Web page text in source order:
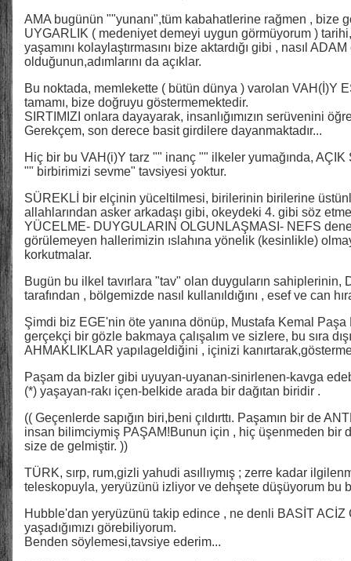
AMA bugünün ""yunanı",tüm kabahatlerine rağmen , bize
UYGARLIK ( medeniyet demeyi uygun görmüyorum )
yaşamını kolaylaştırmasını bize aktardığı gibi , nasıl
olduğunun,adımlarını da açıklar.
Bu noktada, memlekette ( bütün dünya ) varolan VAH(İ)Y
tamamı, bize doğruyu göstermemektedir.
SIRTIMIZI onlara dayayarak, insanlığımızın serüvenini
Gerekçem, son derece basit girdilere dayanmaktadır...
Hiç bir bu VAH(i)Y tarz "" inanç "" ilkeler yumağında,
"" birbirimizi sevme" tavsiyesi yoktur.
SÜREKLİ bir elçinin yüceltilmesi, birilerinin birilerine
allahlarından asker arkadaşı gibi, okeydeki 4. gibi söz
YÜCELME- DUYGULARIN OLGUNLAŞMASI- NEFS
görülemeyen hallerimizin ıslahına yönelik (kesinlikle)
korkutmalar.
Bugün bu ilkel tavırlara "tav" olan duyguların sahiplerinin,
tarafından , bölgemizde nasıl kullanıldığını , esef ve can
Şimdi biz EGE'nin öte yanına dönüp, Mustafa Kemal Paşa
gerçekçi bir gözle bakmaya çalışalım ve sizlere, bu sıra
AHMAKLIKLAR yapılageldiğini , içinizi
Paşam da bizler gibi uyuyan-uyanan-sinirlenen-kavga
(*) yaşayan-rakı içen-belkide arada bir dağıtan biridir .
(( Geçenlerde sapığın biri,beni çıldırttı. Paşamın bir de
insan bilimciymiş PAŞAM!Bunun için , hiç üşenmeden bir
size de gelmiştir. ))
TÜRK, sırp, rum,gizli yahudi asıllıymış ; zerre kadar
teleskopuyla, yeryüzünü izliyor ve dehşete düşüyorum bu
Hubble'dan yeryüzünü takip edince , ne denli BASİT
yaşadığımızı görebiliyorum.
Benden söylemesi,tavsiye ederim...